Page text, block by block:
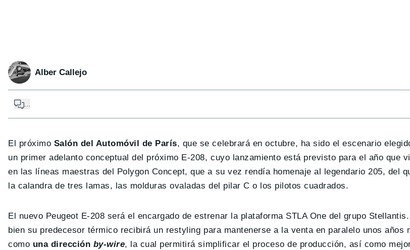
Alber Callejo
...
El próximo Salón del Automóvil de París, que se celebrará en octubre, ha sido el escenario
un primer adelanto conceptual del próximo E-208, cuyo lanzamiento está previsto para el año que
en las líneas maestras del Polygon Concept, que a su vez rendía homenaje al legendario 205, del
la calandra de tres lamas, las molduras ovaladas del pilar C o los pilotos cuadrados.
El nuevo Peugeot E-208 será el encargado de estrenar la plataforma STLA One del grupo
bien su predecesor térmico recibirá un restyling para mantenerse a la venta en paralelo unos años
como una dirección by-wire, la cual permitirá simplificar el proceso de producción, así como